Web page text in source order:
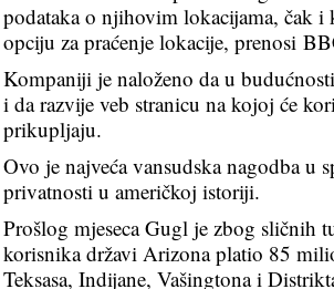
podataka o njihovim lokacijama, čak
opciju za praćenje lokacije, prenosi
Kompaniji je naloženo da u
i da razvije veb stranicu na kojoj će
prikupljaju.
Ovo je najveća vansudska nagodba u
privatnosti u američkoj istoriji.
Prošlog mjeseca Gugl je zbog sličnih
korisnika državi Arizona platio 85
Teksasa, Indijane, Vašingtona i